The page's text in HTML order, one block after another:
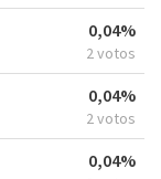
0,04%
2 votos
0,04%
2 votos
0,04%